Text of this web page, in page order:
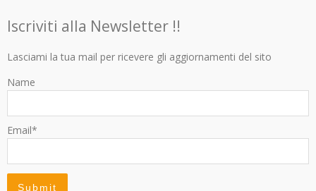
Iscriviti alla Newsletter !!
Lasciami la tua mail per ricevere gli aggiornamenti del sito
Name
Email*